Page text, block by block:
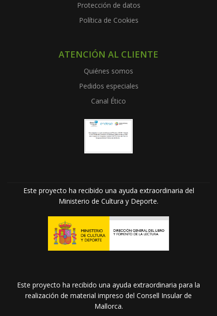
Protección de datos
Política de Cookies
ATENCIÓN AL CLIENTE
Quiénes somos
Pedidos especiales
Canal Ético
Este proyecto ha recibido una ayuda extraordinaria del
Ministerio de Cultura y Deporte.
Este proyecto ha recibido una ayuda extraordinaria para la
realización de material impreso del Consell Insular de
Mallorca.